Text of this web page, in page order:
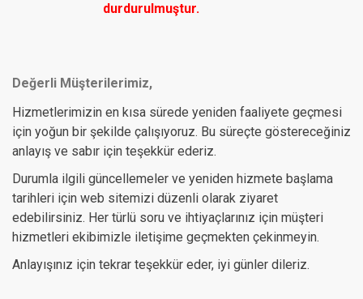
durdurulmuştur.
Değerli Müşterilerimiz,
Hizmetlerimizin en kısa sürede yeniden faaliyete geçmesi
için yoğun bir şekilde çalışıyoruz. Bu süreçte göstereceğiniz
anlayış ve sabır için teşekkür ederiz.
Durumla ilgili güncellemeler ve yeniden hizmete başlama
tarihleri için web sitemizi düzenli olarak ziyaret
edebilirsiniz. Her türlü soru ve ihtiyaçlarınız için müşteri
hizmetleri ekibimizle iletişime geçmekten çekinmeyin.
Anlayışınız için tekrar teşekkür eder, iyi günler dileriz.